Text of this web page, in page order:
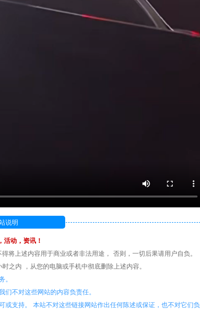
说明
动，资讯！
将上述内容用于商业或者非法用途， 否则，一切后果请用户自负。
之内 ，从您的电脑或手机中彻底删除上述内容。
不对这些网站的内容负责任。
支持。 本站不对这些链接网站作出任何陈述或保证，也不对它们负